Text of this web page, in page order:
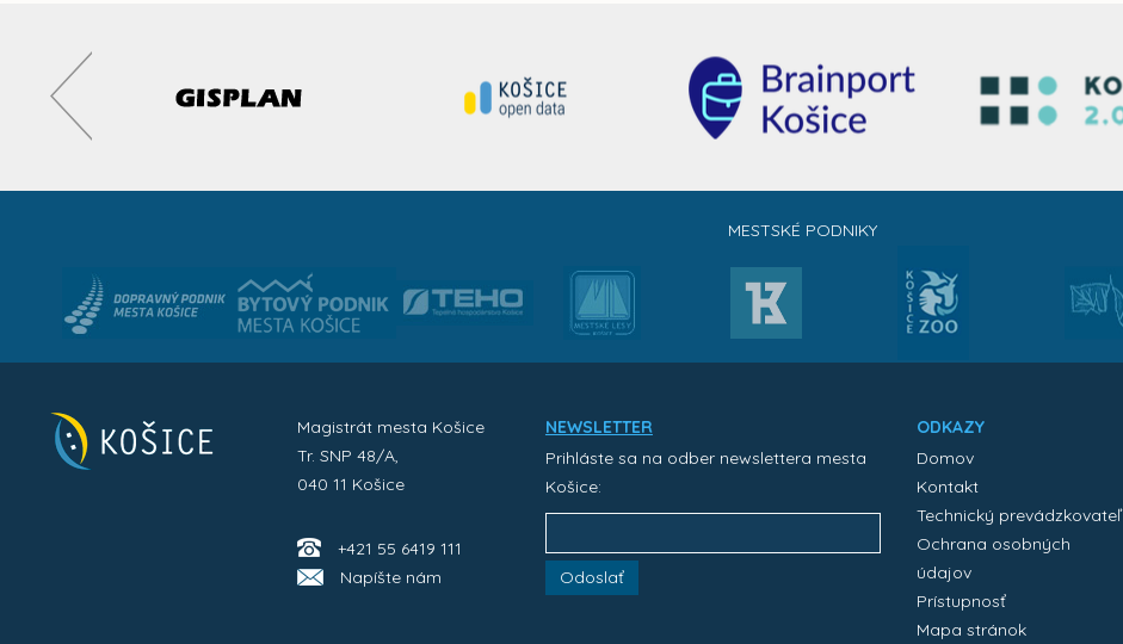
MESTSKÉ PODNIKY
Magistrát mesta Košice
Tr. SNP 48/A,
040 11 Košice
+421 55 6419 111
Napíšte nám
NEWSLETTER
Prihláste sa na odber newslettera mesta
Košice:
Odoslať
ODKAZY
Domov
Kontakt
Technický prevádzkovateľ
Ochrana osobných
údajov
Prístupnosť
Mapa stránok